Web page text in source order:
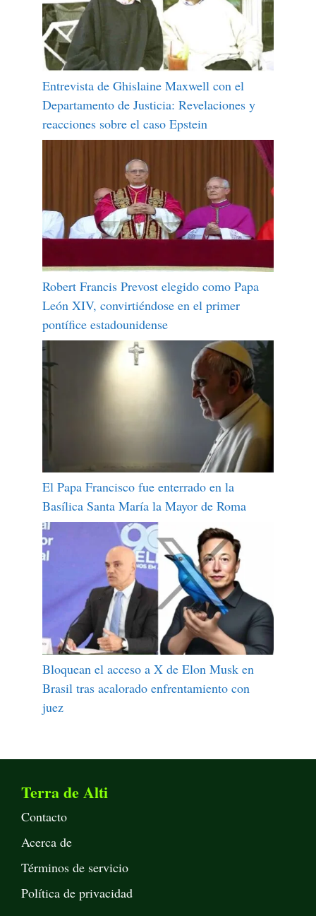
Entrevista de Ghislaine Maxwell con el
Departamento de Justicia: Revelaciones y
reacciones sobre el caso Epstein
Robert Francis Prevost elegido como Papa
León XIV, convirtiéndose en el primer
pontífice estadounidense
El Papa Francisco fue enterrado en la
Basílica Santa María la Mayor de Roma
Bloquean el acceso a X de Elon Musk en
Brasil tras acalorado enfrentamiento con
juez
Terra de Alti
Contacto
Acerca de
Términos de servicio
Política de privacidad